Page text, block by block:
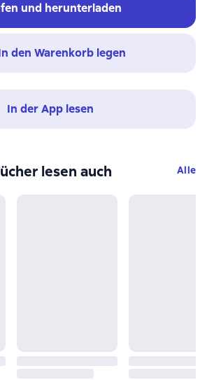
und herunterladen
den Warenkorb legen
In der App lesen
lesen auch Alle